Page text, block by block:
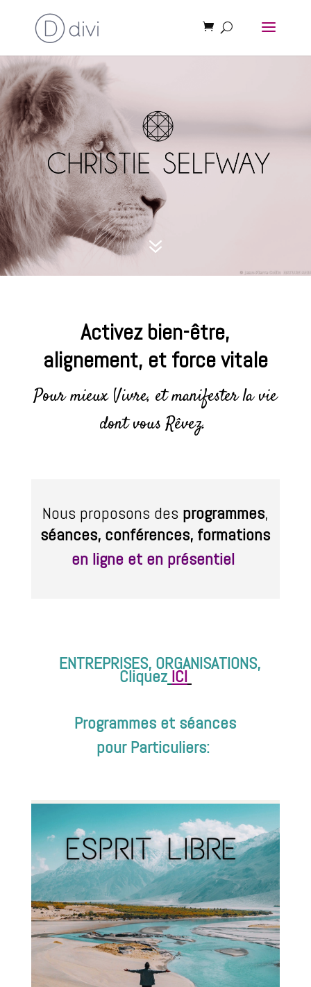
CHISTIE SELFWAY
7
Activez bien-être,
alignement, et force vitale
Pour mieux Vivre, et manifester la vie
dont vous Rêvez.
Nous proposons des programmes,
séances, conférences, formations
en ligne et en présentiel
ENTREPRISES, ORGANISATIONS,
Cliquez ICI
Programmes et séances
pour Particuliers: